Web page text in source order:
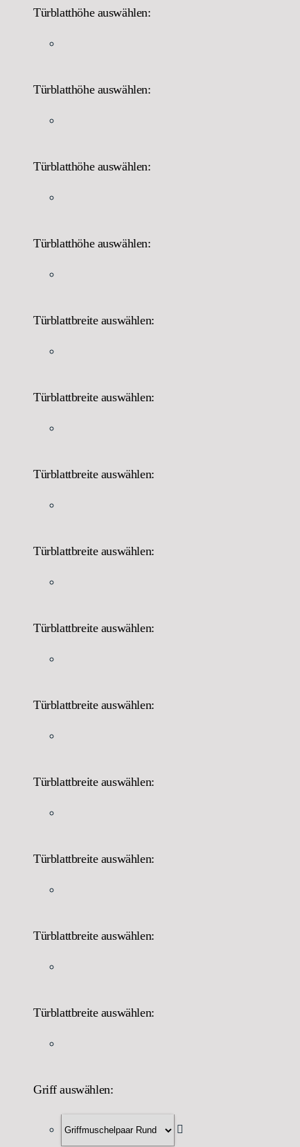
Türblatthöhe auswählen:
Türblatthöhe auswählen:
Türblatthöhe auswählen:
Türblatthöhe auswählen:
Türblattbreite auswählen:
Türblattbreite auswählen:
Türblattbreite auswählen:
Türblattbreite auswählen:
Türblattbreite auswählen:
Türblattbreite auswählen:
Türblattbreite auswählen:
Türblattbreite auswählen:
Türblattbreite auswählen:
Türblattbreite auswählen:
Griff auswählen: